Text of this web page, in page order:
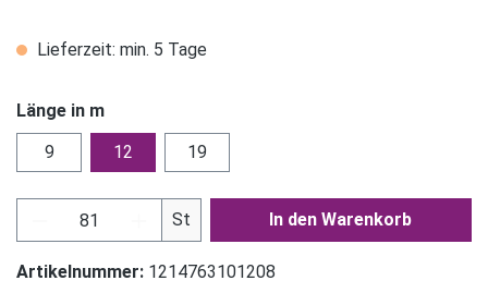
Lieferzeit: min. 5 Tage
Länge in m
9
12 19
Produkt Anzahl: Gib den gewünschten Wert
St In den Warenkorb
Artikelnummer: 1214763101208